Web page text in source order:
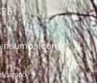
campo